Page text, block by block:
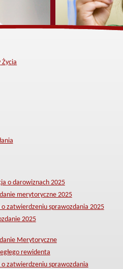
Życia
o darowiznach 2025
merytoryczne 2025
o zatwierdzeniu sprawozdania 2025
2025
Merytoryczne
rewidenta
o zatwierdzeniu sprawozdania